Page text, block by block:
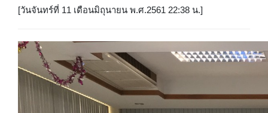
[วันจันทร์ที่ 11 เดือนมิถุนายน พ.ศ.2561 22:38 น.]